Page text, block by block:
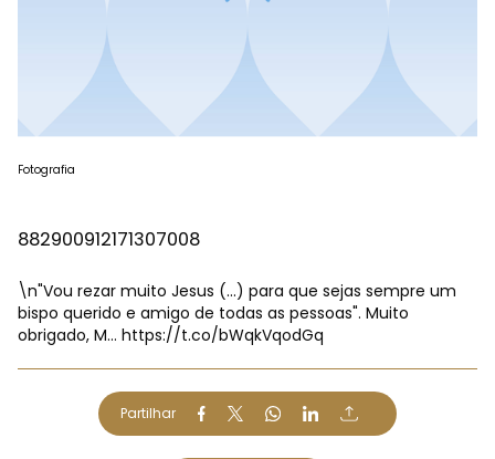
Fotografia
882900912171307008
\n"Vou rezar muito Jesus (...) para que sejas sempre um
bispo querido e amigo de todas as pessoas". Muito
obrigado, M… https://t.co/bWqkVqodGq
Partilhar